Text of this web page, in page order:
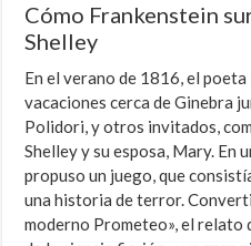
Cómo Frankenstein
Shelley
En el verano de 1816, el
vacaciones cerca de Ginebra
Polidori, y otros invitados,
Shelley y su esposa, Mary. En
propuso un juego, que
una historia de terror.
moderno Prometeo», el relato